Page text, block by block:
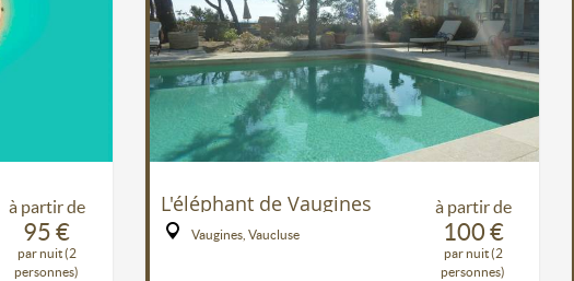
à partir de
95 €
par nuit (2
personnes)
à partir de
100 €
par nuit (2
personnes)
L'éléphant de Vaugines
Vaugines, Vaucluse